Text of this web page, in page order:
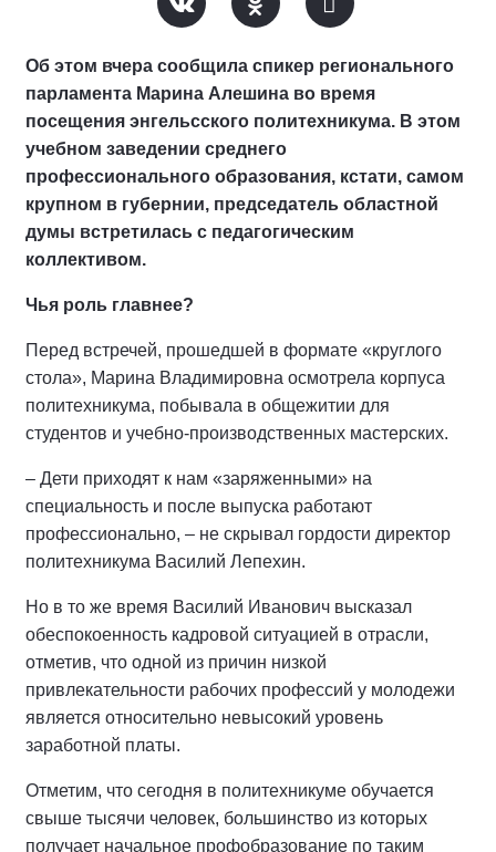
Об этом вчера сообщила спикер регионального
парламента Марина Алешина во время
посещения энгельсского политехникума. В этом
учебном заведении среднего
профессионального образования, кстати, самом
крупном в губернии, председатель областной
думы встретилась с педагогическим
коллективом.
Чья роль главнее?
Перед встречей, прошедшей в формате «круглого
стола», Марина Владимировна осмотрела корпуса
политехникума, побывала в общежитии для
студентов и учебно-производственных мастерских.
– Дети приходят к нам «заряженными» на
специальность и после выпуска работают
профессионально, – не скрывал гордости директор
политехникума Василий Лепехин.
Но в то же время Василий Иванович высказал
обеспокоенность кадровой ситуацией в отрасли,
отметив, что одной из причин низкой
привлекательности рабочих профессий у молодежи
является относительно невысокий уровень
заработной платы.
Отметим, что сегодня в политехникуме обучается
свыше тысячи человек, большинство из которых
получает начальное профобразование по таким